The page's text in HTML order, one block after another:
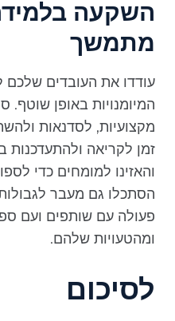
השקעה
מתמשך
עודדו את העובדים שלכם
המיומנויות באופן שוטף.
מקצועיות, לסדנאות
זמן לקריאה ולהתעדכנות
והאזינו למומחים כדי
הסתכלו גם מעבר לגבולות
פעולה עם שותפים ועם
ומהטעויות שלהם.
לסיכום